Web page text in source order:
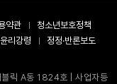
약관
청소년보호정책
리강령
정정·반론보도
릭 A동 1824호 | 사업자등